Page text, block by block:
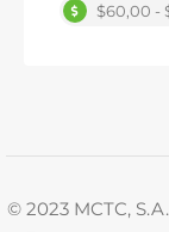
$60,00 -
© 2023 MCTC,